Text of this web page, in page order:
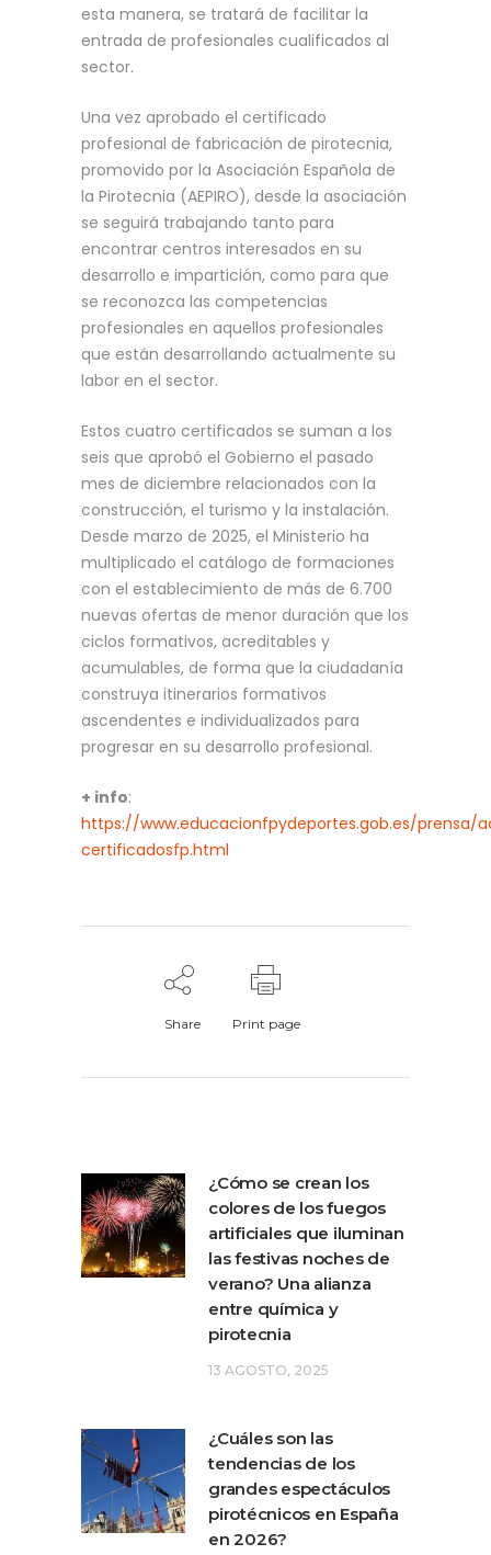
esta manera, se tratará de facilitar la
entrada de profesionales cualificados al
sector.
Una vez aprobado el certificado
profesional de fabricación de pirotecnia,
promovido por la Asociación Española de
la Pirotecnia (AEPIRO), desde la asociación
se seguirá trabajando tanto para
encontrar centros interesados en su
desarrollo e impartición, como para que
se reconozca las competencias
profesionales en aquellos profesionales
que están desarrollando actualmente su
labor en el sector.
Estos cuatro certificados se suman a los
seis que aprobó el Gobierno el pasado
mes de diciembre relacionados con la
construcción, el turismo y la instalación.
Desde marzo de 2025, el Ministerio ha
multiplicado el catálogo de formaciones
con el establecimiento de más de 6.700
nuevas ofertas de menor duración que los
ciclos formativos, acreditables y
acumulables, de forma que la ciudadanía
construya itinerarios formativos
ascendentes e individualizados para
progresar en su desarrollo profesional.
+ info:
https://www.educacionfpydeportes.gob.es/prensa/
certificadosfp.html
Share Print page
¿Cómo se crean los
colores de los fuegos
artificiales que iluminan
las festivas noches de
verano? Una alianza
entre química y
pirotecnia
13 AGOSTO, 2025
¿Cuáles son las
tendencias de los
grandes espectáculos
pirotécnicos en España
en 2026?